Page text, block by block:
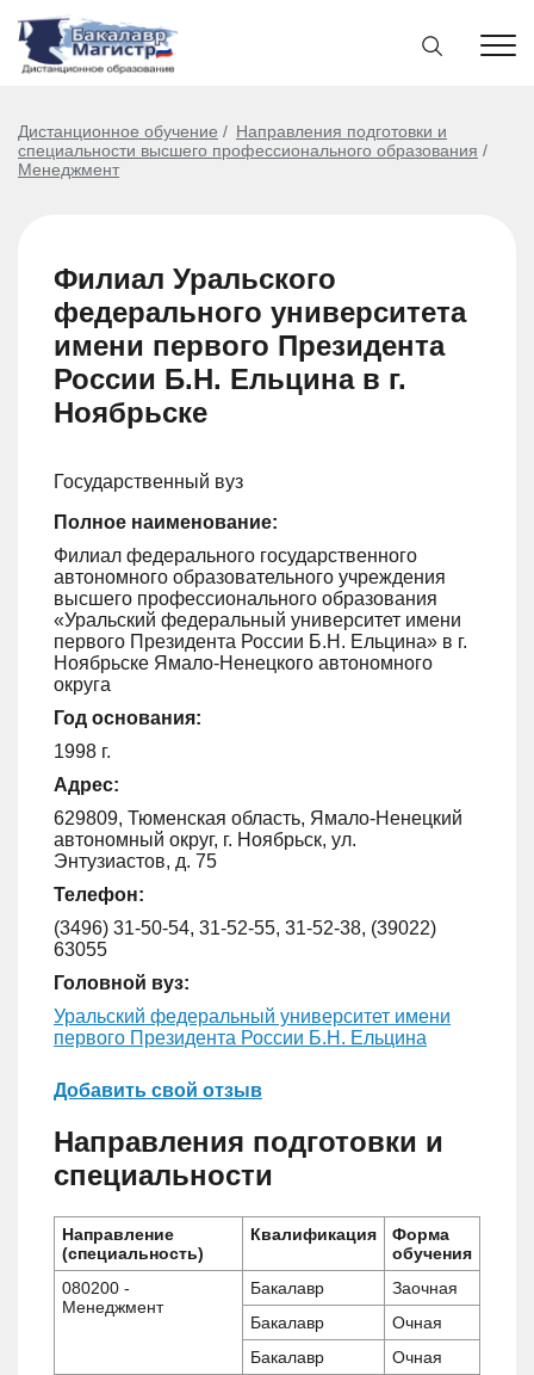
Дистанционное обучение
Направления подготовки и
специальности высшего профессионального образования
Менеджмент
Филиал Уральского
федерального университета
имени первого Президента
России Б.Н. Ельцина в г.
Ноябрьске
Государственный вуз
Полное наименование:
Филиал федерального государственного
автономного образовательного учреждения
высшего профессионального образования
«Уральский федеральный университет имени
первого Президента России Б.Н. Ельцина» в г.
Ноябрьске Ямало-Ненецкого автономного
округа
Год основания:
1998 г.
Адрес:
629809, Тюменская область, Ямало-Ненецкий
автономный округ, г. Ноябрьск, ул.
Энтузиастов, д. 75
Телефон:
(3496) 31-50-54, 31-52-55, 31-52-38, (39022)
63055
Головной вуз:
Уральский федеральный университет имени
первого Президента России Б.Н. Ельцина
Добавить свой отзыв
Направления подготовки и
специальности
Направление
(специальность)
Квалификация
Форма
обучения
080200 -
Менеджмент
Бакалавр
Заочная
Бакалавр
Очная
Бакалавр
Очная